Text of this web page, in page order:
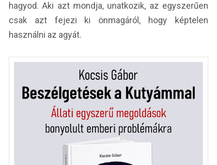
hagyod. Aki azt mondja, unatkozik, az egyszerűen
csak azt fejezi ki önmagáról, hogy képtelen
használni az agyát.